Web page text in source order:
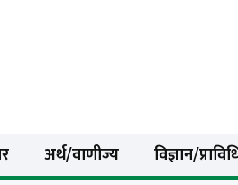
अर्थ/वाणीज्य विज्ञान/